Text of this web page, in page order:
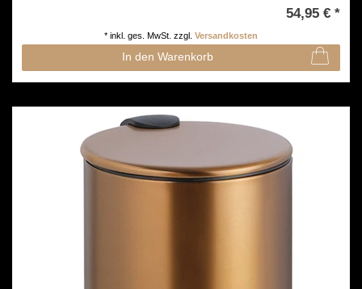
54,95 € *
In den Warenkorb
* inkl. ges. MwSt. zzgl. Versandkosten